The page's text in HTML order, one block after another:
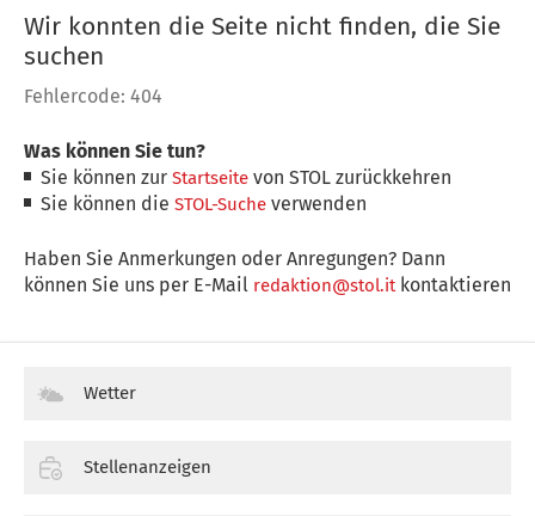
Wir konnten die Seite nicht finden, die Sie
suchen
Fehlercode: 404
Was können Sie tun?
Sie können zurStartseite von STOL zurückkehren
Sie können dieSTOL-Suche verwenden
Haben Sie Anmerkungen oder Anregungen? Dann
können Sie uns per E-Mail redaktion@stol.itkontaktieren
Wetter
Stellenanzeigen